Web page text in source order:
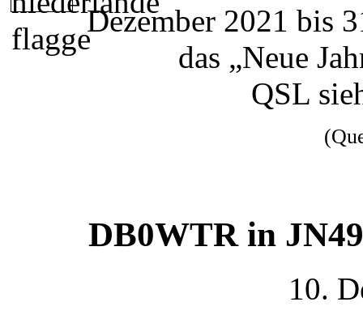
Dezember 2021 bis
das „Neue
QSL
DB0WTR in
10.